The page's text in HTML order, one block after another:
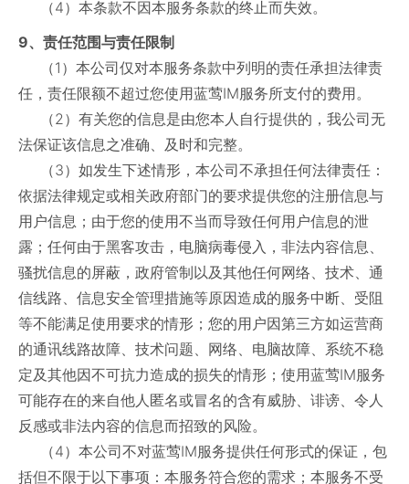
（4）本条款不因本服务条款的终止而失效。
9、责任范围与责任限制
（1）本公司仅对本服务条款中列明的责任承担法律责
任，责任限额不超过您使用蓝莺IM服务所支付的费用。
（2）有关您的信息是由您本人自行提供的，我公司无
法保证该信息之准确、及时和完整。
（3）如发生下述情形，本公司不承担任何法律责任：
依据法律规定或相关政府部门的要求提供您的注册信息与
用户信息；由于您的使用不当而导致任何用户信息的泄
露；任何由于黑客攻击，电脑病毒侵入，非法内容信息、
骚扰信息的屏蔽，政府管制以及其他任何网络、技术、通
信线路、信息安全管理措施等原因造成的服务中断、受阻
等不能满足使用要求的情形；您的用户因第三方如运营商
的通讯线路故障、技术问题、网络、电脑故障、系统不稳
定及其他因不可抗力造成的损失的情形；使用蓝莺IM服务
可能存在的来自他人匿名或冒名的含有威胁、诽谤、令人
反感或非法内容的信息而招致的风险。
（4）本公司不对蓝莺IM服务提供任何形式的保证，包
括但不限于以下事项：本服务符合您的需求；本服务不受